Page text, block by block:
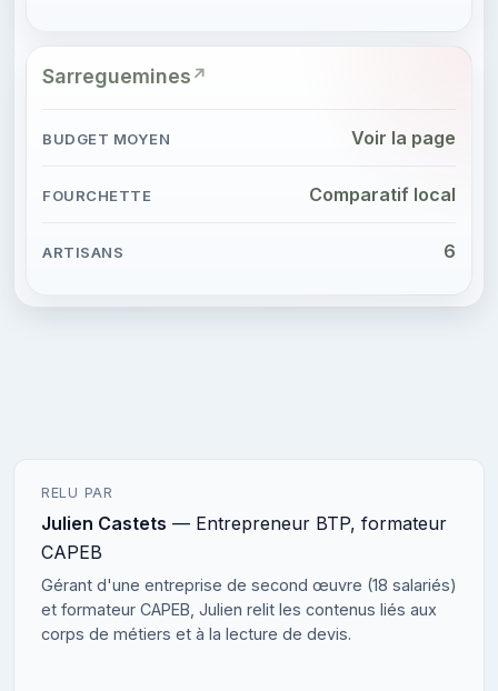
Sarreguemines
Voir la page
Comparatif local
6
RELU PAR
Julien Castets — Entrepreneur BTP, formateur
CAPEB
Gérant d'une entreprise de second œuvre (18 salariés)
et formateur CAPEB, Julien relit les contenus liés aux
corps de métiers et à la lecture de devis.